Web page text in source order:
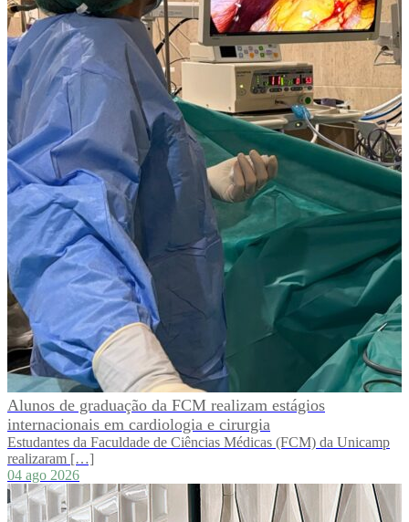
Alunos de graduação da FCM realizam estágios
internacionais em cardiologia e cirurgia
Estudantes da Faculdade de Ciências Médicas (FCM) da Unicamp
realizaram […]
04 ago 2026